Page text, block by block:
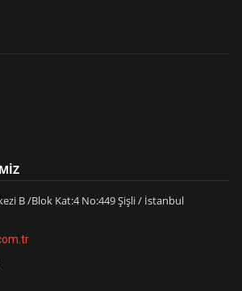
B /Blok Kat:4 No:449 Şişli / İstanbul